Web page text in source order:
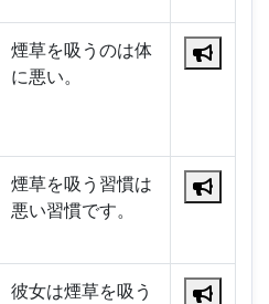
煙草を吸うのは体
に悪い。
煙草を吸う習慣は
悪い習慣です。
彼女は煙草を吸う